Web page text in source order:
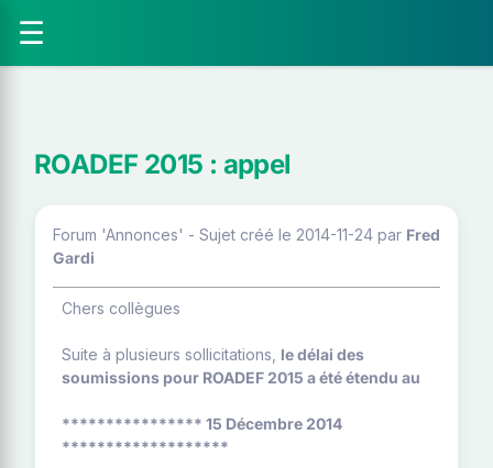
☰
ROADEF 2015 : appel
Forum 'Annonces' - Sujet créé le 2014-11-24 par Fred
Gardi
Chers collègues
Suite à plusieurs sollicitations, le délai des
soumissions pour ROADEF 2015 a été étendu au
**************** 15 Décembre 2014
*******************